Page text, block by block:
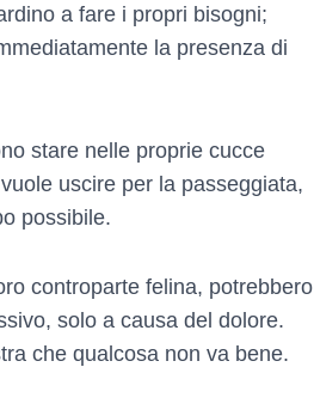
a fare i propri bisogni;
la presenza di
stare nelle proprie cucce
uscire per la passeggiata,
possibile.
controparte felina, potrebbero
solo a causa del dolore.
che qualcosa non va bene.